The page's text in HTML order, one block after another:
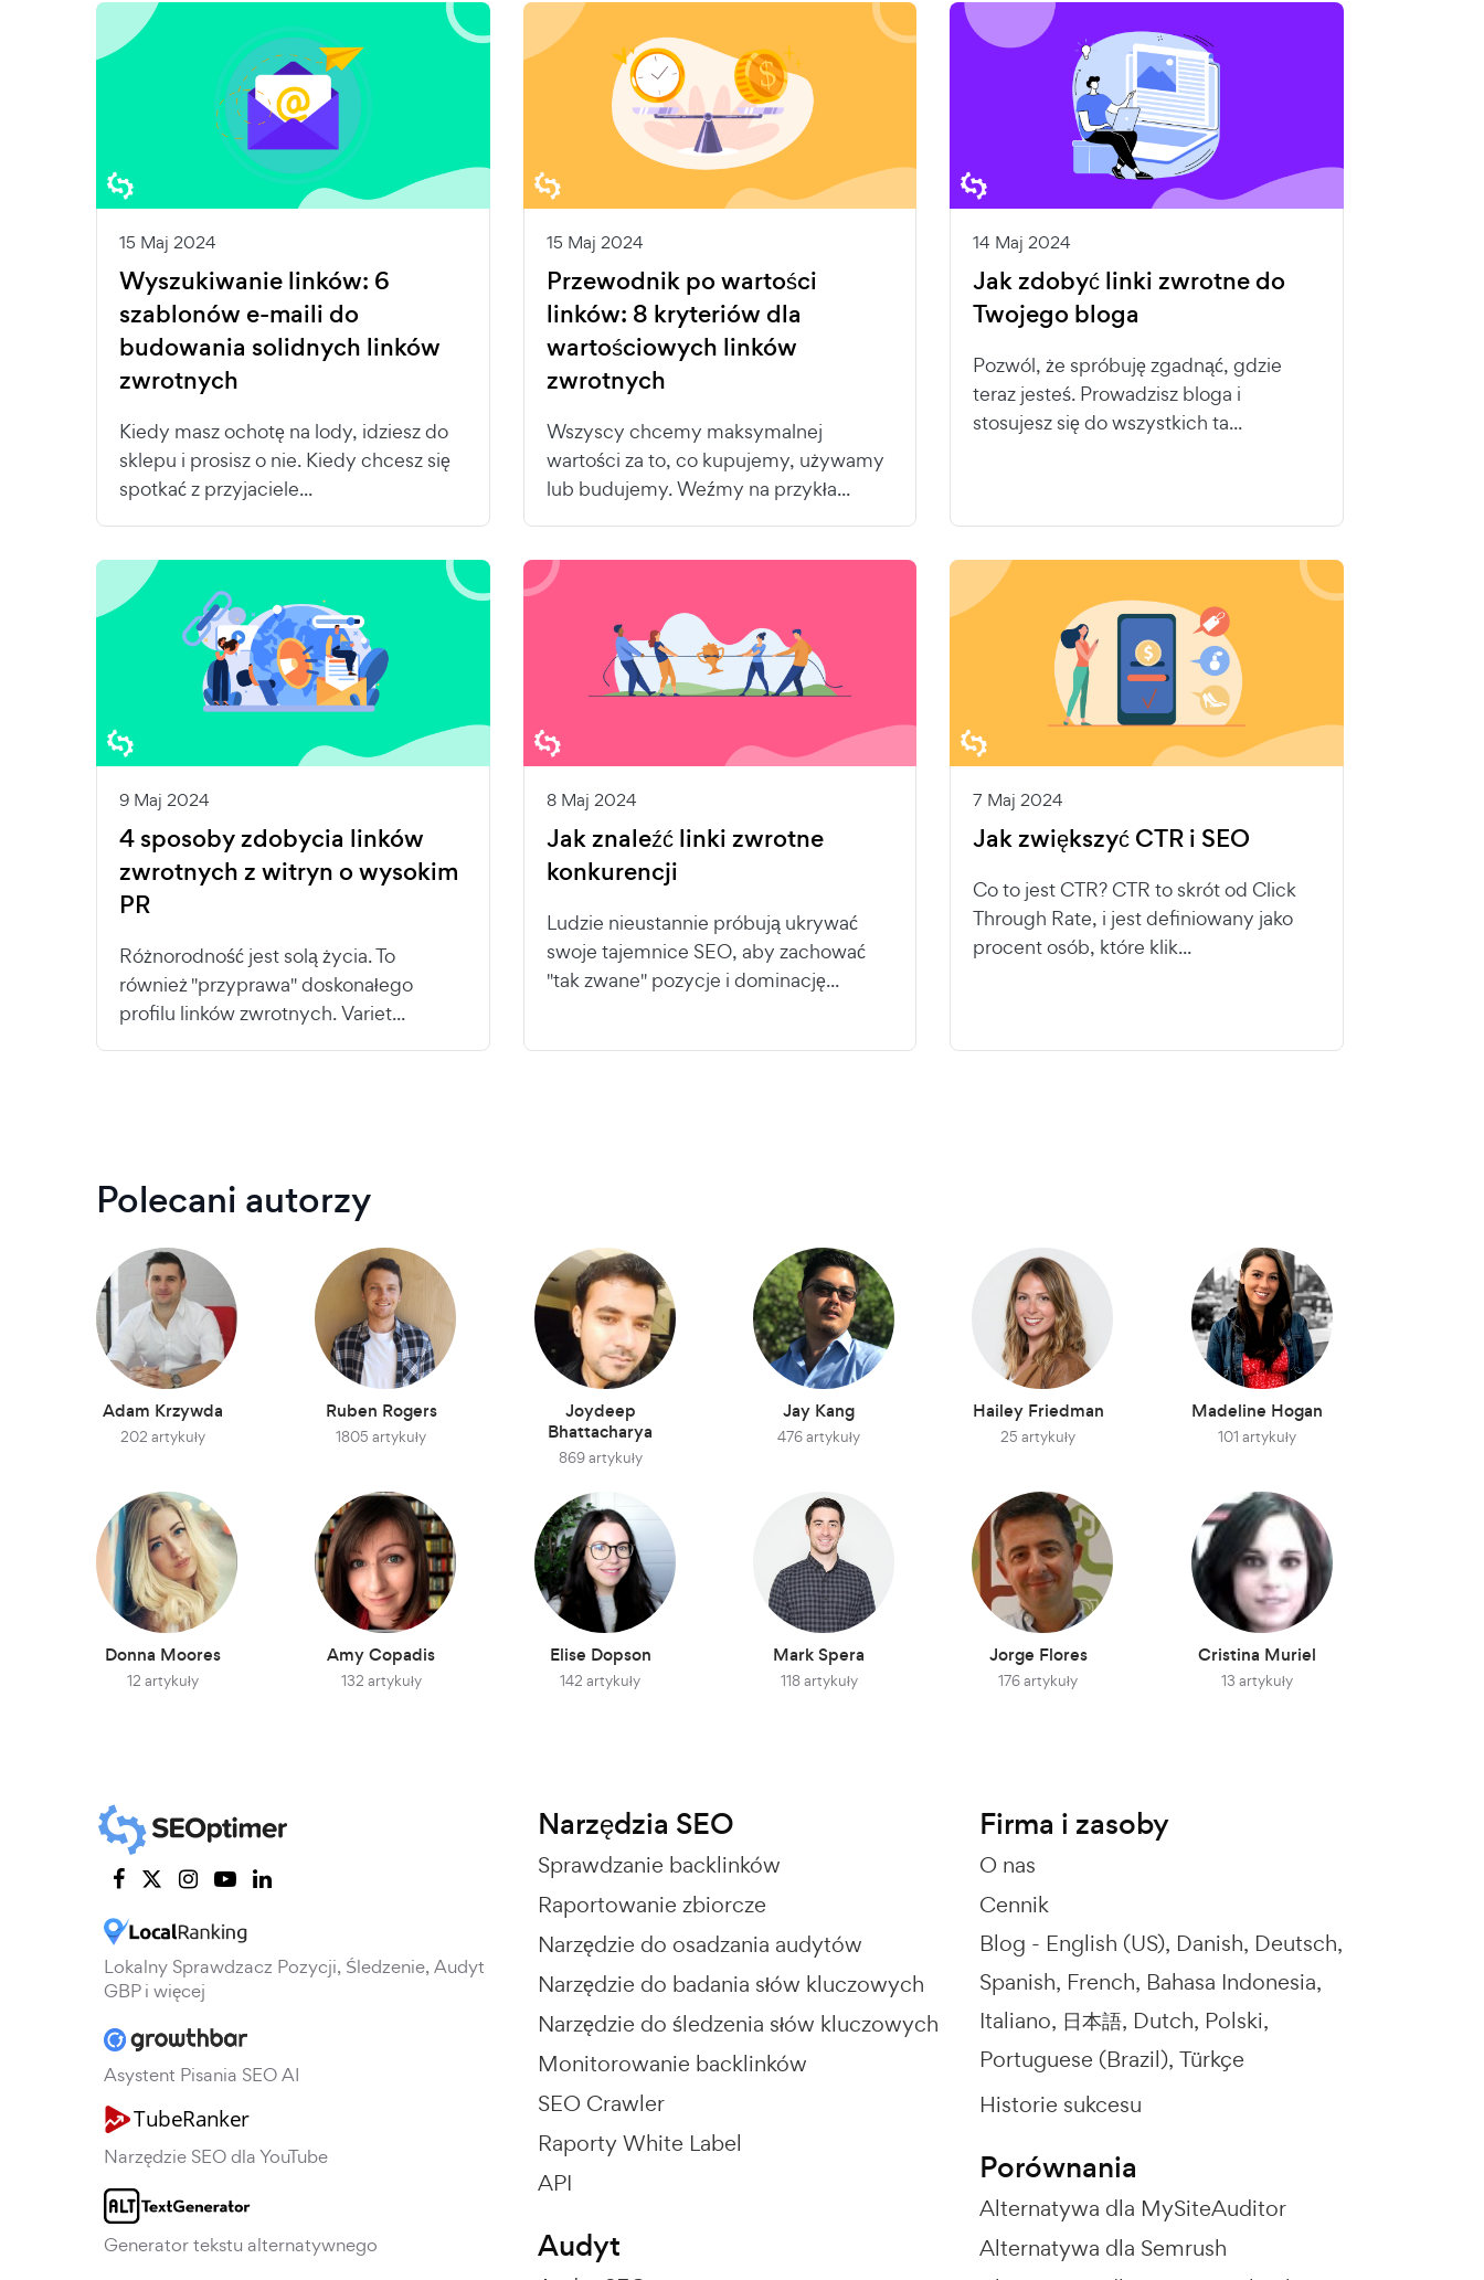
15 Maj 2024
Wyszukiwanie linków: 6
szablonów e-maili do
budowania solidnych linków
zwrotnych
Kiedy masz ochotę na lody, idziesz do
sklepu i prosisz o nie. Kiedy chcesz się
spotkać z przyjaciele...
15 Maj 2024
Przewodnik po wartości
linków: 8 kryteriów dla
wartościowych linków
zwrotnych
Wszyscy chcemy maksymalnej
wartości za to, co kupujemy, używamy
lub budujemy. Weźmy na przykła...
14 Maj 2024
Jak zdobyć linki zwrotne do
Twojego bloga
Pozwól, że spróbuję zgadnąć, gdzie
teraz jesteś. Prowadzisz bloga i
stosujesz się do wszystkich ta...
9 Maj 2024
4 sposoby zdobycia linków
zwrotnych z witryn o wysokim
PR
Różnorodność jest solą życia. To
również "przyprawa" doskonałego
profilu linków zwrotnych. Variet...
8 Maj 2024
Jak znaleźć linki zwrotne
konkurencji
Ludzie nieustannie próbują ukrywać
swoje tajemnice SEO, aby zachować
"tak zwane" pozycje i dominację...
7 Maj 2024
Jak zwiększyć CTR i SEO
Co to jest CTR? CTR to skrót od Click
Through Rate, i jest definiowany jako
procent osób, które klik...
Polecani autorzy
Adam Krzywda
202 artykuły
Ruben Rogers
1805 artykuły
Joydeep
Bhattacharya
869 artykuły
Jay Kang
476 artykuły
Hailey Friedman
25 artykuły
Madeline Hogan
101 artykuły
Donna Moores
12 artykuły
Amy Copadis
132 artykuły
Elise Dopson
142 artykuły
Mark Spera
118 artykuły
Jorge Flores
176 artykuły
Cristina Muriel
13 artykuły
Lokalny Sprawdzacz Pozycji, Śledzenie, Audyt
GBP i więcej
Asystent Pisania SEO AI
Narzędzie SEO dla YouTube
Generator tekstu alternatywnego
Narzędzia SEO
Sprawdzanie backlinków
Raportowanie zbiorcze
Narzędzie do osadzania audytów
Narzędzie do badania słów kluczowych
Narzędzie do śledzenia słów kluczowych
Monitorowanie backlinków
SEO Crawler
Raporty White Label
API
Audyt
Firma i zasoby
O nas
Cennik
Blog - English (US) Danish Deutsch
Spanish French Bahasa Indonesia
Italiano 日本語 Dutch Polski
Portuguese (Brazil) Türkçe
Historie sukcesu
Porównania
Alternatywa dla MySiteAuditor
Alternatywa dla Semrush